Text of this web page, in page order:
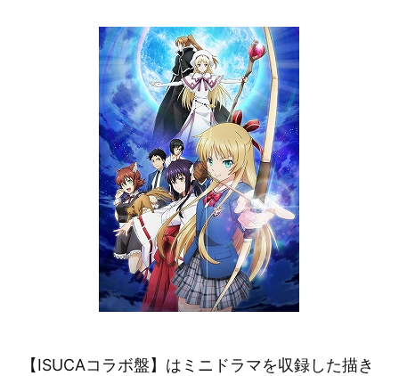
【ISUCAコラボ盤】はミニドラマを収録した描き